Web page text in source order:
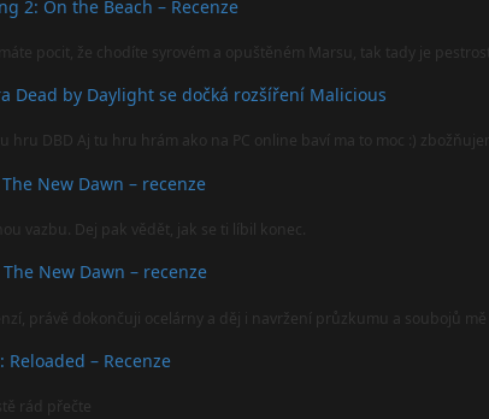
2: On the Beach – Recenze
pocit, že chodíte syrovém a opuštěném Marsu, tak tady je
Dead by Daylight se dočká rozšíření Malicious
hru DBD Aj tu hru hrám ako na PC online baví ma to moc :)
New Dawn – recenze
vazbu. Dej pak vědět, jak se ti líbil konec.
New Dawn – recenze
právě dokončuji ocelárny a děj i navržení průzkumu a soubojů mě
Reloaded – Recenze
rád přečte